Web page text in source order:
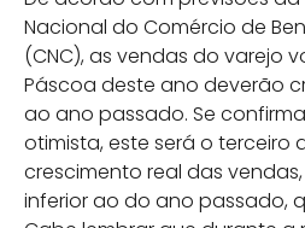
Nacional do Comércio de
(CNC), as vendas do varejo
Páscoa deste ano deverão
ao ano passado. Se
otimista, este será o terceiro
crescimento real das
inferior ao do ano passado,